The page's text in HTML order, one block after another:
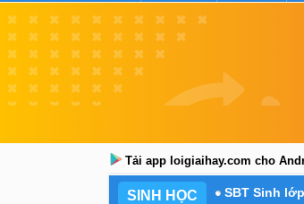
Tải app loigiaihay.com cho
SINH HỌC SBT Sinh